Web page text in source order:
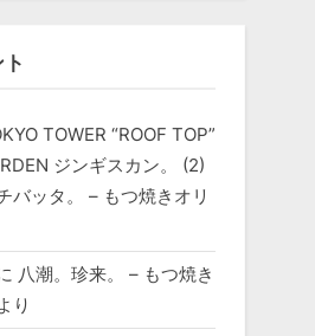
TOWER “ROOF TOP”
ジンギスカン。 (2)
バッタ。 – もつ焼きオリ
八潮。珍来。 – もつ焼き
り